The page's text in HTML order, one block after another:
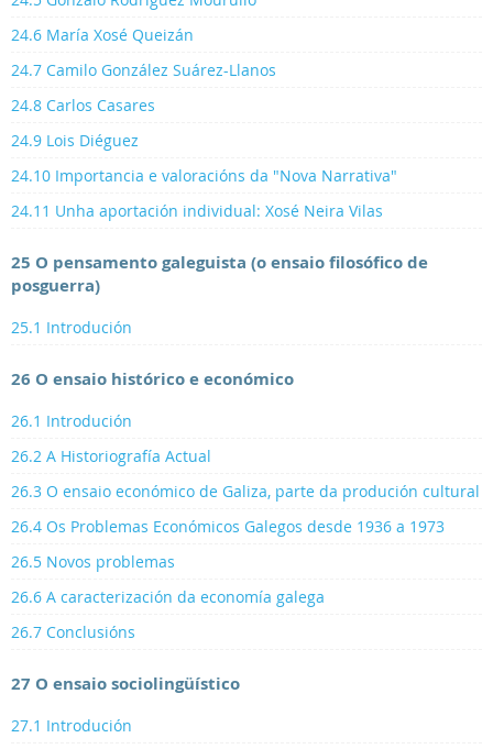
24.6 María Xosé Queizán
24.7 Camilo González Suárez-Llanos
24.8 Carlos Casares
24.9 Lois Diéguez
24.10 Importancia e valoracións da "Nova Narrativa"
24.11 Unha aportación individual: Xosé Neira Vilas
25 O pensamento galeguista (o ensaio filosófico de
posguerra)
25.1 Introdución
26 O ensaio histórico e económico
26.1 Introdución
26.2 A Historiografía Actual
26.3 O ensaio económico de Galiza, parte da produción cultural
26.4 Os Problemas Económicos Galegos desde 1936 a 1973
26.5 Novos problemas
26.6 A caracterización da economía galega
26.7 Conclusións
27 O ensaio sociolingüístico
27.1 Introdución